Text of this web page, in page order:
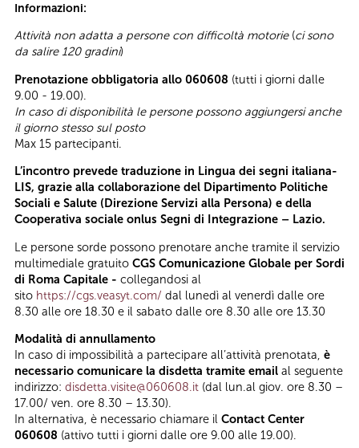
Informazioni:
Attività non adatta a persone con difficoltà motorie(ci sono
da salire 120 gradini)
Prenotazione obbligatoria allo 060608 (tutti i giorni dalle
9.00 - 19.00).
In caso di disponibilità le persone possono aggiungersi anche
il giorno stesso sul posto
Max 15 partecipanti.
L’incontro prevede traduzione in Lingua dei segni italiana-
LIS, grazie alla collaborazione del Dipartimento Politiche
Sociali e Salute (Direzione Servizi alla Persona) e della
Cooperativa sociale onlus Segni di Integrazione – Lazio.
Le persone sorde possono prenotare anche tramite il servizio
multimediale gratuito CGS Comunicazione Globale per Sordi
di Roma Capitale - collegandosi al
sito https://cgs.veasyt.com/ dal lunedì al venerdì dalle ore
8.30 alle ore 18.30 e il sabato dalle ore 8.30 alle ore 13.30
Modalità di annullamento
In caso di impossibilità a partecipare all’attività prenotata, è
necessario comunicare la disdetta tramite email al seguente
indirizzo: disdetta.visite@060608.it (dal lun.al giov. ore 8.30 –
17.00/ ven. ore 8.30 – 13.30).
In alternativa, è necessario chiamare il Contact Center
060608 (attivo tutti i giorni dalle ore 9.00 alle 19.00).